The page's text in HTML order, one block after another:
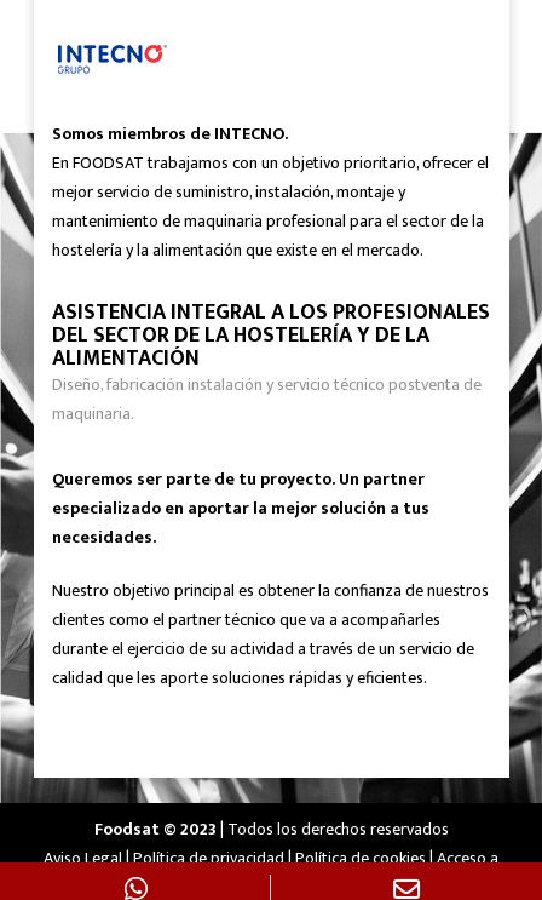
Somos miembros de INTECNO.
En FOODSAT trabajamos con un objetivo prioritario, ofrecer el
mejor servicio de suministro, instalación, montaje y
mantenimiento de maquinaria profesional para el sector de la
hostelería y la alimentación que existe en el mercado.
ASISTENCIA INTEGRAL A LOS PROFESIONALES
DEL SECTOR DE LA HOSTELERÍA Y DE LA
ALIMENTACIÓN
Diseño, fabricación instalación y servicio técnico postventa de
maquinaria.
Queremos ser parte de tu proyecto. Un partner
especializado en aportar la mejor solución a tus
necesidades.
Nuestro objetivo principal es obtener la confianza de nuestros
clientes como el partner técnico que va a acompañarles
durante el ejercicio de su actividad a través de un servicio de
calidad que les aporte soluciones rápidas y eficientes.
Foodsat © 2023| Todos los derechos reservados
Aviso Legal|Política de privacidad|Política de cookies|Acceso a
cookies
Agencia Pisto